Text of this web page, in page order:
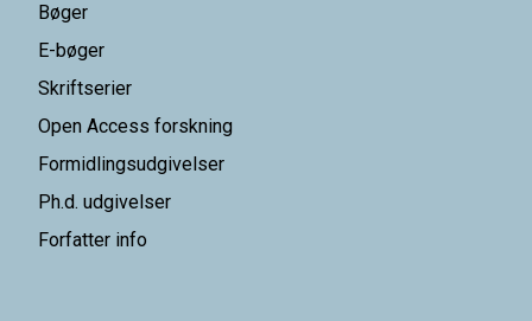
Bøger
E-bøger
Skriftserier
Open Access forskning
Formidlingsudgivelser
Ph.d. udgivelser
Forfatter info